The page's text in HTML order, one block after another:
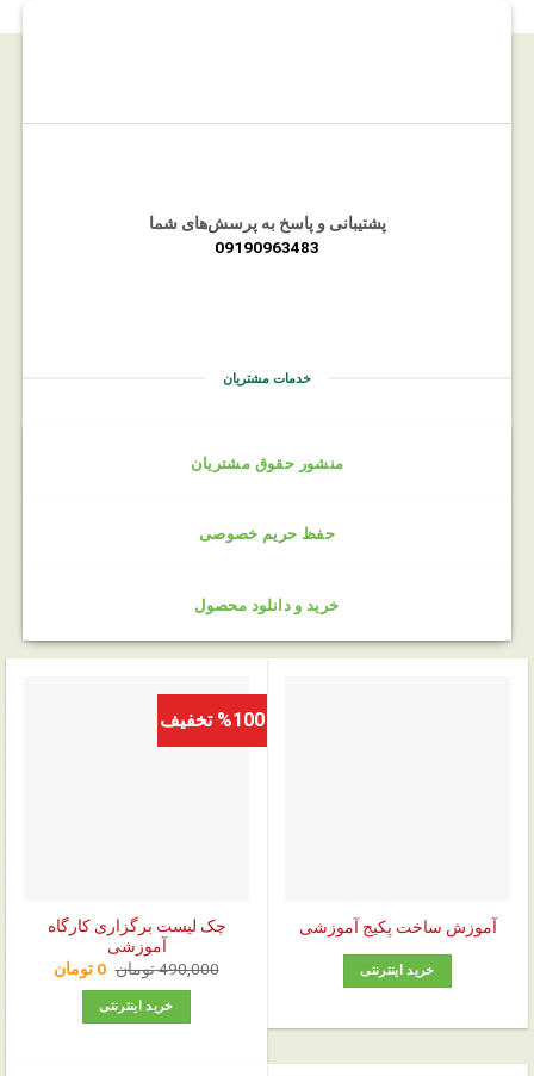
پشتیبانی و پاسخ به پرسش‌های شما
09190963483
خدمات مشتریان
منشور حقوق مشتریان
حفظ حریم خصوصی
خرید و دانلود محصول
آموزش ساخت پکیج آموزشی
خرید اینترنتی
%100 تخفیف
چک‌ لیست برگزاری کارگاه
آموزشی
490,000تومان قیمت
اصلی:
بود.
0 تومانقیمت
خرید اینترنتی